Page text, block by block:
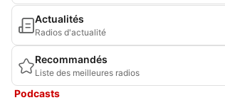
Actualités
Radios d'actualité
Recommandés
Liste des meilleures radios
Podcasts